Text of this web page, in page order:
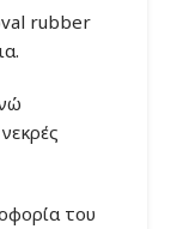
rubber
του